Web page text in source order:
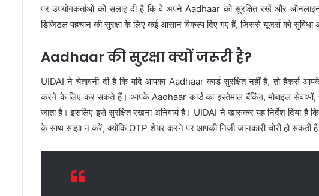
पर उपयोगकर्ताओं को सलाह दी है कि वे अपने Aadhaar को सुरक्षित रखें और
डिजिटल पहचान की सुरक्षा के लिए कई आसान विकल्प दिए गए हैं, जिससे यूजर्स को सुविधा
Aadhaar की सुरक्षा क्यों जरूरी है?
UIDAI ने चेतावनी दी है कि यदि आपका Aadhaar कार्ड सुरक्षित नहीं है, तो हैकर्स
करने के लिए कर सकते हैं। आपके Aadhaar कार्ड का इस्तेमाल बैंकिंग, मोबाइल सेवाओं,
जाता है। इसलिए इसे सुरक्षित रखना अनिवार्य है। UIDAI ने खासकर यह निर्देश
के साथ साझा न करें, क्योंकि OTP शेयर करने पर आपकी निजी जानकारी चोरी हो